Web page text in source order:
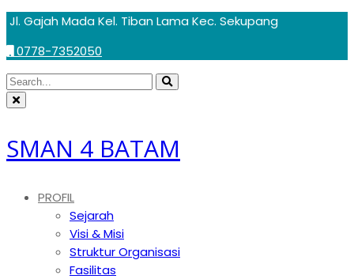
Skip
content
Jl. Gajah Mada Kel. Tiban Lama Kec. Sekupang
0778-7352050
Circular
focus
Search
for:
Search
Circular
focus
SMAN 4 BATAM
PROFIL
Sejarah
Visi & Misi
Struktur Organisasi
Fasilitas